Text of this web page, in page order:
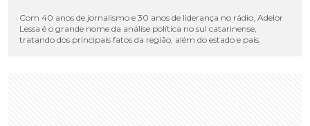
Com 40 anos de jornalismo e 30 anos de liderança no rádio, Adelor
Lessa é o grande nome da análise política no sul catarinense,
tratando dos principais fatos da região, além do estado e país.